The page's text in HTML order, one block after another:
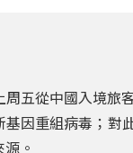
周五從中國入境旅
基因重組病毒；對
。